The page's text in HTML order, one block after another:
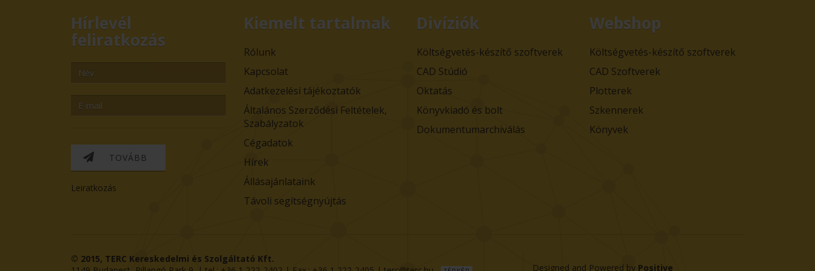
Hírlevél
feliratkozás
TOVÁBB
Leiratkozás
Kiemelt tartalmak
Rólunk
Kapcsolat
Adatkezelési tájékoztatók
Általános Szerződési Feltételek,
Szabályzatok
Cégadatok
Hírek
Állásajánlataink
Távoli segítségnyújtás
Divíziók
Költségvetés-készítő szoftverek
CAD Stúdió
Oktatás
Könyvkiadó és bolt
Dokumentumarchiválás
Webshop
Költségvetés-készítő szoftverek
CAD Szoftverek
Plotterek
Szkennerek
Könyvek
© 2015, TERC Kereskedelmi és Szolgáltató Kft.
Designed and Powered by Positive